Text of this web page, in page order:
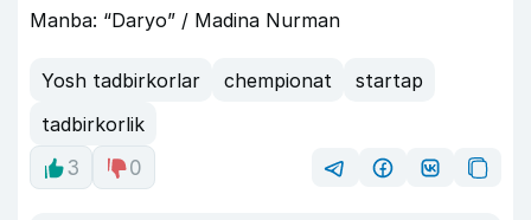
Manba: “Daryo” / Madina Nurman
Yosh tadbirkorlar chempionat
startap
tadbirkorlik
3
0